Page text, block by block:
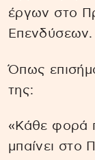
έργων στο
Επενδύσεων.
Όπως
της:
«Κάθε φορά
μπαίνει στο